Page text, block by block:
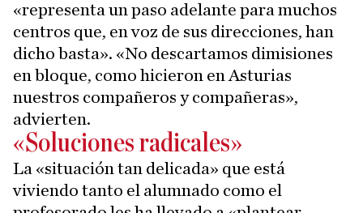
«representa un paso adelante para muchos
centros que, en voz de sus direcciones, han
dicho basta». «No descartamos dimisiones
en bloque, como hicieron en Asturias
nuestros compañeros y compañeras»,
advierten.
«Soluciones radicales»
La «situación tan delicada» que está
viviendo tanto el alumnado como el